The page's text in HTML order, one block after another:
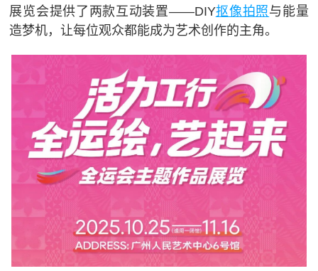
展览会提供了两款互动装置——DIY抠像拍照与能量
造梦机，让每位观众都能成为艺术创作的主角。